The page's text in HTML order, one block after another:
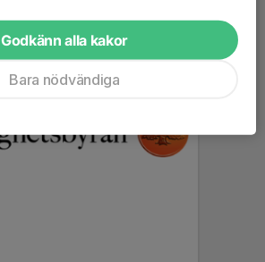
Godkänn alla kakor
Bara nödvändiga